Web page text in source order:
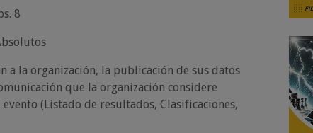
8
a la organización, la publicación de sus datos
que la organización considere
(Listado de resultados, Clasificaciones,